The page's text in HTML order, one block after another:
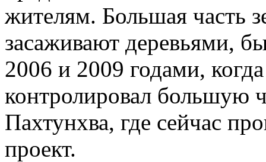
жителям. Большая часть
засаживают деревьями,
2006 и 2009 годами,
контролировал большую
Пахтунхва, где сейчас
проект.